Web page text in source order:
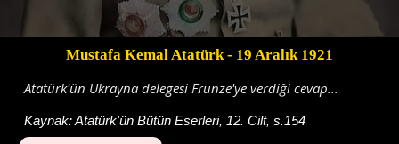
Mustafa Kemal Atatürk- 19 Aralık 1921
Atatürk'ün Ukrayna delegesi Frunze'ye verdiği cevap...
Kaynak:Atatürk'ün Bütün Eserleri, 12. Cilt, s.154